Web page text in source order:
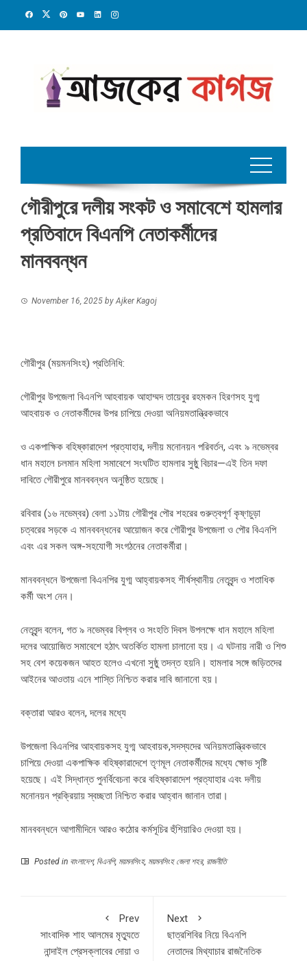
গৌরীপুরে দলীয় সংকট ও সমাবেশে হামলার
প্রতিবাদে বিএনপি নেতাকর্মীদের
মানববন্ধন
November 16, 2025 byAjker Kagoj
গৌরীপুর (ময়মনসিংহ) প্রতিনিধি:
গৌরীপুর উপজেলা বিএনপি আহবায়ক আহাম্মদ তায়েবুর রহমকন হিরণসহ যুগ্ম
আহবায়ক ও নেতাকর্মীদের উপর চাপিয়ে দেওয়া অনিয়মতান্ত্রিকভাবে
ও একপাক্ষিক বহিষ্কারাদেশ প্রত্যাহার, দলীয় মনোনয়ন পরিবর্তন, এবং ৯ নভেম্বর
ধান মহালে চলমান মহিলা সমাবেশে সংঘটিত হামলার সুষ্ঠু বিচার—এই তিন দফা
দাবিতে গৌরীপুরে মানববন্ধন অনুষ্ঠিত হয়েছে।
রবিবার (১৬ নভেম্বর) বেলা ১১টায় গৌরীপুর পৌর শহরের গুরুত্বপূর্ণ কৃষ্ণচুড়া
চত্বরের সড়কে এ মানববন্ধনের আয়োজন করে গৌরীপুর উপজেলা ও পৌর বিএনপি
এবং এর সকল অঙ্গ-সহযোগী সংগঠনের নেতাকর্মীরা।
মানববন্ধনে উপজেলা বিএনপির যুগ্ম আহ্বায়কসহ শীর্ষস্থানীয় নেতৃবৃন্দ ও শতাধিক
কর্মী অংশ নেন।
নেতৃবৃন্দ বলেন, গত ৯ নভেম্বর বিপ্লব ও সংহতি দিবস উপলক্ষে ধান মহালে মহিলা
দলের আয়োজিত সমাবেশে হঠাৎ অতর্কিত হামলা চালানো হয়। এ ঘটনায় নারী ও শিশু
সহ বেশ কয়েকজন আহত হলেও এখনো সুষ্ঠু তদন্ত হয়নি। হামলার সঙ্গে জড়িতদের
আইনের আওতায় এনে শাস্তি নিশ্চিত করার দাবি জানানো হয়।
বক্তারা আরও বলেন, দলের মধ্যে
উপজেলা বিএনপির আহবায়কসহ যুগ্ম আহবায়ক,সদস্যদের অনিয়মতান্ত্রিকভাবে
চাপিয়ে দেওয়া একপাক্ষিক বহিষ্কারাদেশে তৃণমূল নেতাকর্মীদের মধ্যে ক্ষোভ সৃষ্টি
হয়েছে। এই সিদ্ধান্ত পুনর্বিবেচনা করে বহিষ্কারাদেশ প্রত্যাহার এবং দলীয়
মনোনয়ন প্রক্রিয়ায় স্বচ্ছতা নিশ্চিত করার আহ্বান জানান তারা।
মানববন্ধনে আগামীদিনে আরও কঠোর কর্মসূচির হুঁশিয়ারিও দেওয়া হয়।
Posted in বাংলাদেশ, বিএনপি, ময়মনসিংহ, ময়মনসিংহ জেলা শহর, রাজনীতি
Prev
সাংবাদিক শাহ আলমের মৃত্যুতে
নান্দাইল প্রেসক্লাবের দোয়া ও
Next
ছাত্রশিবির নিয়ে বিএনপি
নেতাদের মিথ্যাচার রাজনৈতিক